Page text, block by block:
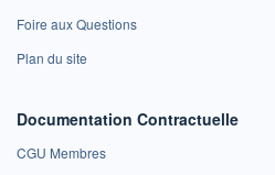
Foire aux Questions
Plan du site
Documentation Contractuelle
CGU Membres